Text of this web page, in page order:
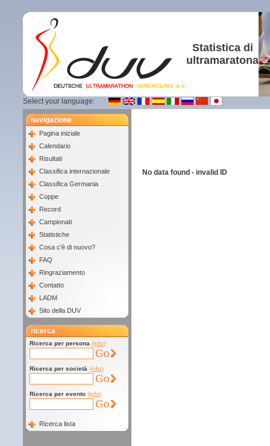
Statistica di
ultramaratona
Select your language:
navigazione
Pagina iniziale
Calendario
Risultati
Classifica internazionale
Classifica Germania
Coppe
Record
Campionati
Statistiche
Cosa c'è di nuovo?
FAQ
Ringraziamento
Contatto
LADM
Sito della DUV
ricerca
Ricerca per persona (info)
Ricerca per società (info)
Ricerca per evento (info)
Ricerca lista
No data found - invalid ID